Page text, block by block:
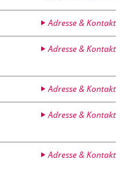
Adresse & Kontakt
Adresse & Kontakt
Adresse & Kontakt
Adresse & Kontakt
Adresse & Kontakt